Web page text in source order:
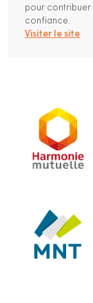
pour contribuer
confiance.
Visiter le site